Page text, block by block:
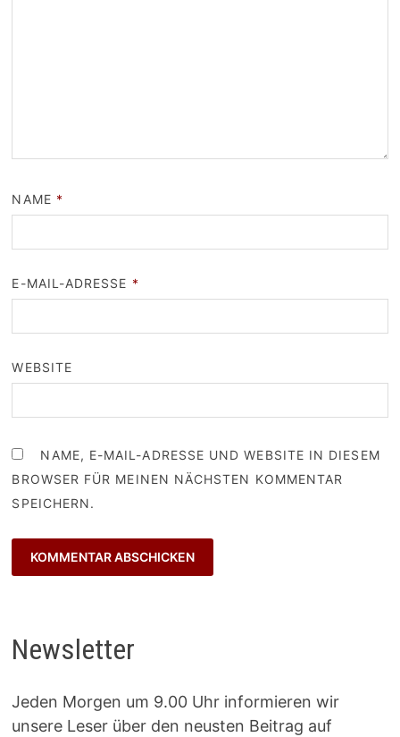
NAME *
E-MAIL-ADRESSE *
WEBSITE
NAME, E-MAIL-ADRESSE UND WEBSITE IN DIESEM
BROWSER FÜR MEINEN NÄCHSTEN KOMMENTAR
SPEICHERN.
Newsletter
Jeden Morgen um 9.00 Uhr informieren wir
unsere Leser über den neusten Beitrag auf